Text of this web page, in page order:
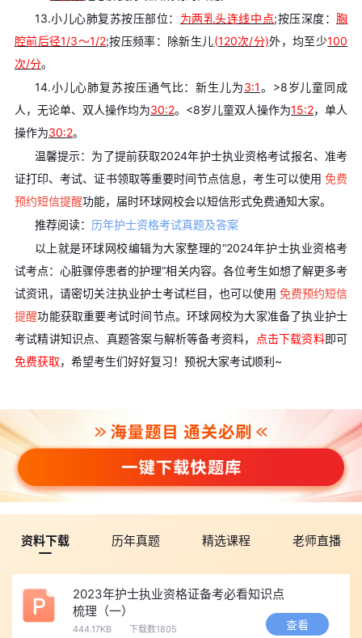
13.小儿心肺复苏按压部位： 为两乳头连线中点;按压深度： 胸
腔前后径1/3～1/2;按压频率：除新生儿(120次/分)外，均至少100
次/分。
14.小儿心肺复苏按压通气比：新生儿为3:1。>8岁儿童同成
人，无论单、双人操作均为30:2。<8岁儿童双人操作为15:2，单人
操作为30:2。
温馨提示：为了提前获取2024年护士执业资格考试报名、准考
证打印、考试、证书领取等重要时间节点信息，考生可以使用 免费
预约短信提醒功能，届时环球网校会以短信形式免费通知大家。
推荐阅读： 历年护士资格考试真题及答案
以上就是环球网校编辑为大家整理的“2024年护士执业资格考
试考点：心脏骤停患者的护理”相关内容。各位考生如想了解更多考
试资讯，请密切关注执业护士考试栏目，也可以使用 免费预约短信
提醒功能获取重要考试时间节点。环球网校为大家准备了执业护士
考试精讲知识点、真题答案与解析等备考资料，
点击下载资料即可
免费获取，希望考生们好好复习！预祝大家考试顺利~
资料下载 历年真题 精选课程 老师直播
2023年护士执业资格证备考必看知识点
梳理（一）
444.17KB 下载数1805 查看